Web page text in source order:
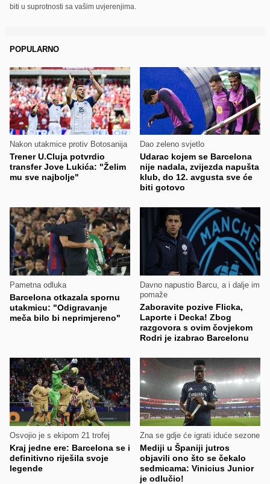
biti u suprotnosti sa vašim uvjerenjima.
POPULARNO
Nakon utakmice protiv Botosanija
Trener U.Cluja potvrdio
transfer Jove Lukića: "Želim
mu sve najbolje"
Dao zeleno svjetlo
Udarac kojem se Barcelona
nije nadala, zvijezda napušta
klub, do 12. avgusta sve će
biti gotovo
Pametna odluka
Barcelona otkazala spornu
utakmicu: "Odigravanje
meča bilo bi neprimjereno"
Davno napustio Barcu, a i dalje im
pomaže
Zaboravite pozive Flicka,
Laporte i Decka! Zbog
razgovora s ovim čovjekom
Rodri je izabrao Barcelonu
Osvojio je s ekipom 21 trofej
Kraj jedne ere: Barcelona se i
definitivno riješila svoje
legende
Zna se gdje će igrati iduće sezone
Mediji u Španiji jutros
objavili ono što se čekalo
sedmicama: Vinicius Junior
je odlučio!